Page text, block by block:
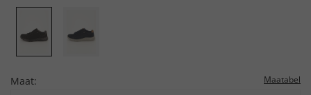
Maat: Maatabel